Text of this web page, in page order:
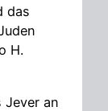
das
H.
Jever an